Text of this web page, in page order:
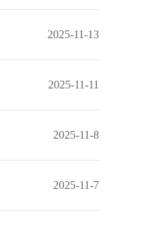
2025-11-13
2025-11-11
2025-11-8
2025-11-7